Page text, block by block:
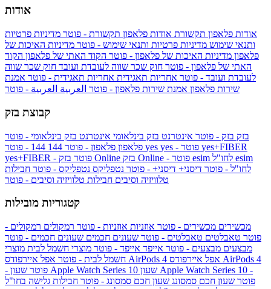
אודות
אודות פלאפון תקשורת אודות פלאפון תקשורת - פוטר מדיניות פרטיות
ותנאי שימוש מדיניות פרטיות ותנאי שימוש - פוטר מדיניות האיכות של
פלאפון מדיניות האיכות של פלאפון - פוטר הקוד האתי של פלאפון הקוד
האתי של פלאפון - פוטר חוק שכר שווה לעובדת ועובד חוק שכר שווה
לעובדת ועובד - פוטר אחריות תאגידית אחריות תאגידית - פוטר אמנת
שירות פלאפון אמנת שירות פלאפון - פוטר العربية العربية - פוטר
קבוצת בזק
בזק בזק - פוטר אינטרנט בזק בינלאומי אינטרנט בזק בינלאומי - פוטר
פלאפון פלאפון - פוטר 144 yes
yes+FIBER
yes+FIBER - פוטר בזק Online
esim
לחו"ל - פוטר דיסני+ דיסני+ - פוטר נטפליקס נטפליקס - פוטר חבילות
טלוויזיה וסיבים חבילות טלוויזיה וסיבים - פוטר
קטגוריות מובילות
מכשירים מכשירים - פוטר אוזניות אוזניות - פוטר רמקולים רמקולים -
פוטר טאבלטים טאבלטים - פוטר שעונים חכמים שעונים חכמים - פוטר
מבצעים מבצעים - פוטר אייפד אייפד - פוטר מוצרי חשמל לבית מוצרי
חשמל לבית - פוטר אפל איירפודס AirPods 4 אפל איירפודס AirPods 4
- פוטר שעון Apple Watch Series 10 שעון Apple Watch Series 10 -
פוטר שעון חכם סמסונג שעון חכם סמסונג - פוטר חבילות גלישה בחו"ל